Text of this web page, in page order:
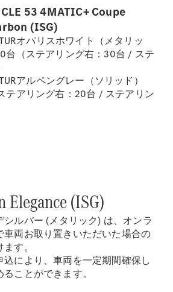
53 4MATIC+ Coupe
(ISG)
オパリスホワイト（メタリッ
（ステアリング右：30台 / ステ
アルペングレー（ソリッド）
テアリング右：20台 / ステアリン
(ISG)
ルバー (メタリック) は、オンラ
車両お取り置きいただいた場合の
す。
により、車両を一定期間確保し
ことができます。